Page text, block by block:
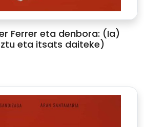
Ferrer eta denbora: (Ia)
eta itsats daiteke)